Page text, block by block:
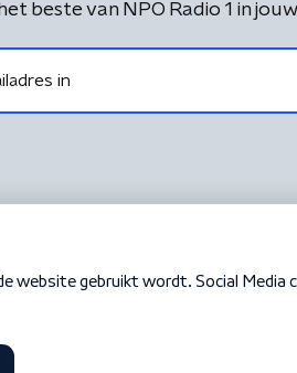
beste van NPO Radio 1 in